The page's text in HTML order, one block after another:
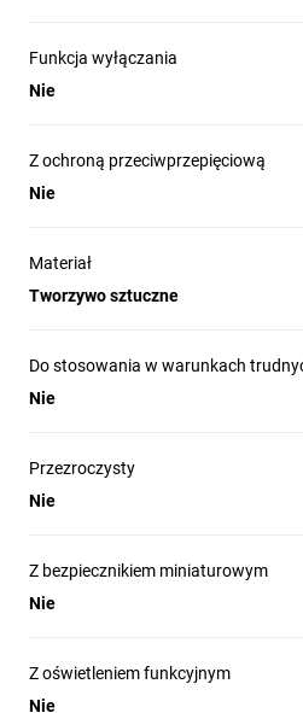
Funkcja wyłączania
Nie
Z ochroną przeciwprzepięciową
Nie
Materiał
Tworzywo sztuczne
Do stosowania w warunkach
Nie
Przezroczysty
Nie
Z bezpiecznikiem miniaturowym
Nie
Z oświetleniem funkcyjnym
Nie